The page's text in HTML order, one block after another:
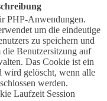
PHP-Anwendungen.
um die eindeutige
zu speichern und
Benutzersitzung auf
Das Cookie ist ein
wird gelöscht, wenn alle
werden.
Laufzeit Session